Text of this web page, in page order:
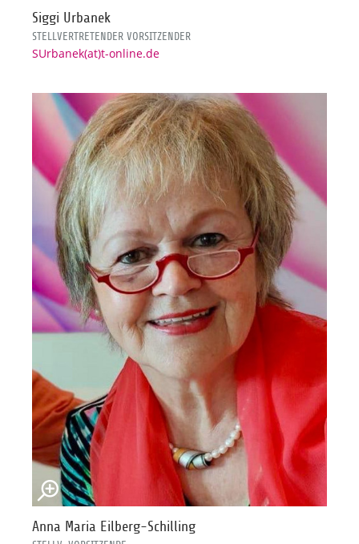
Siggi Urbanek
STELLVERTRETENDER VORSITZENDER
SUrbanek(at)t-online.de
Anna Maria Eilberg-Schilling